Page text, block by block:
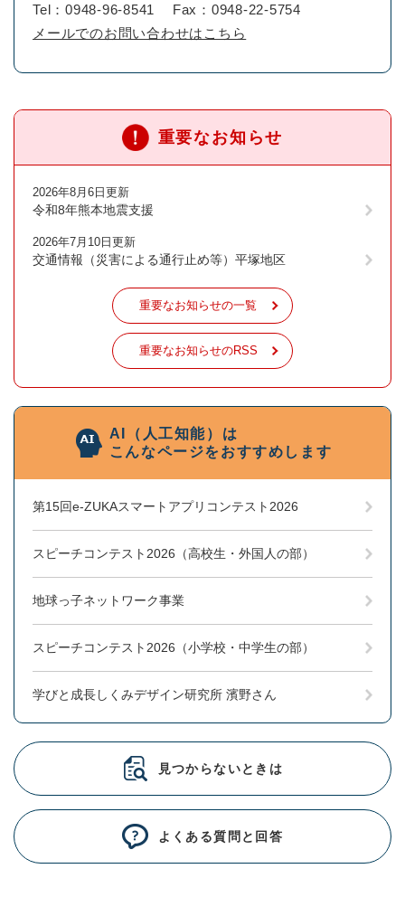
Tel：0948-96-8541
Fax：0948-22-5754
メールでのお問い合わせはこちら
重要なお知らせ
2026年8月6日更新
令和8年熊本地震支援
2026年7月10日更新
交通情報（災害による通行止め等）平塚地区
重要なお知らせの一覧
重要なお知らせのRSS
AI（人工知能）は
こんなページをおすすめします
第15回e-ZUKAスマートアプリコンテスト2026
スピーチコンテスト2026（高校生・外国人の部）
地球っ子ネットワーク事業
スピーチコンテスト2026（小学校・中学生の部）
学びと成長しくみデザイン研究所 濱野さん
見つからないときは
よくある質問と回答